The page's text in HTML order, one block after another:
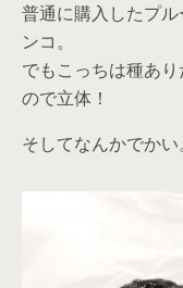
普通に購入したプ
ンコ。
でもこっちは種あ
ので立体！
そしてなんかでかい。